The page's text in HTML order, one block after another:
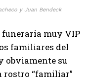
y Juan Bendeck
funeraria muy VIP
familiares del
obviamente su
rostro “familiar”